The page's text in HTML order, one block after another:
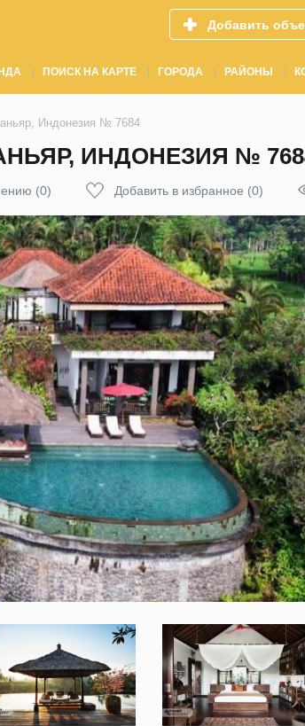
Добавить
ПОИСК НА КАРТЕ ГОРОДА РАЙОНЫ
Индонезия № 7684
ИНДОНЕЗИЯ №
(0) Добавить в избранное (0)